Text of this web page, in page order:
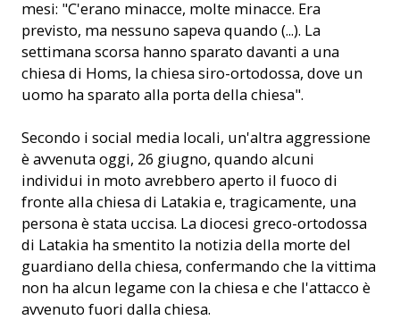
mesi: "C'erano minacce, molte minacce. Era
previsto, ma nessuno sapeva quando (...). La
settimana scorsa hanno sparato davanti a una
chiesa di Homs, la chiesa siro-ortodossa, dove un
uomo ha sparato alla porta della chiesa".
Secondo i social media locali, un'altra aggressione
è avvenuta oggi, 26 giugno, quando alcuni
individui in moto avrebbero aperto il fuoco di
fronte alla chiesa di Latakia e, tragicamente, una
persona è stata uccisa. La diocesi greco-ortodossa
di Latakia ha smentito la notizia della morte del
guardiano della chiesa, confermando che la vittima
non ha alcun legame con la chiesa e che l'attacco è
avvenuto fuori dalla chiesa.